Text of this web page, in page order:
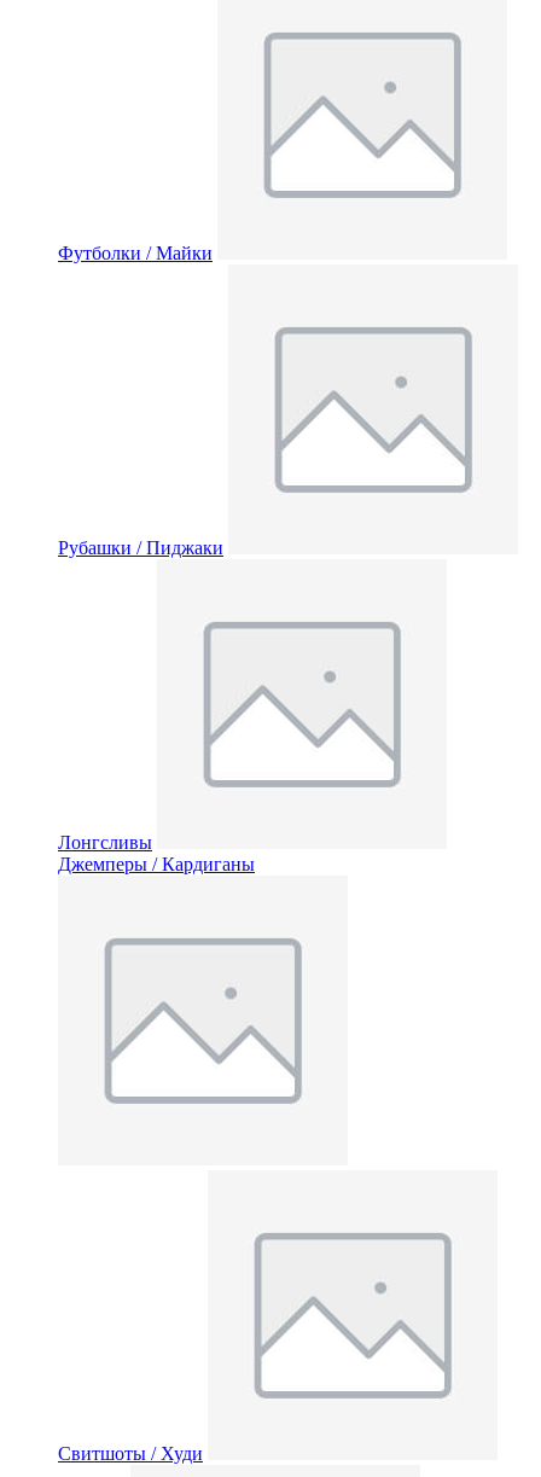
Футболки / Майки
Рубашки / Пиджаки
Лонгсливы
Джемперы / Кардиганы
Свитшоты / Худи